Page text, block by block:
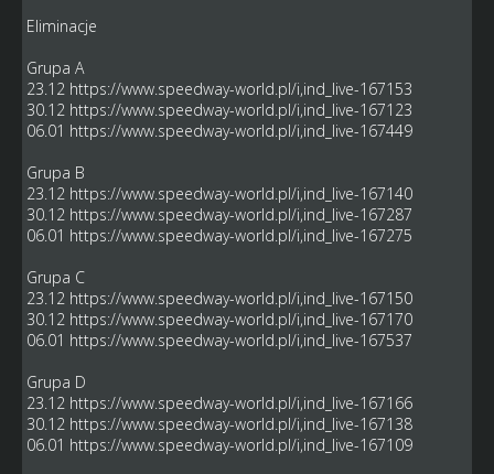
Eliminacje
Grupa A
23.12 https://www.speedway-world.pl/i,ind_live-167153
30.12 https://www.speedway-world.pl/i,ind_live-167123
06.01 https://www.speedway-world.pl/i,ind_live-167449
Grupa B
23.12 https://www.speedway-world.pl/i,ind_live-167140
30.12 https://www.speedway-world.pl/i,ind_live-167287
06.01 https://www.speedway-world.pl/i,ind_live-167275
Grupa C
23.12 https://www.speedway-world.pl/i,ind_live-167150
30.12 https://www.speedway-world.pl/i,ind_live-167170
06.01 https://www.speedway-world.pl/i,ind_live-167537
Grupa D
23.12 https://www.speedway-world.pl/i,ind_live-167166
30.12 https://www.speedway-world.pl/i,ind_live-167138
06.01 https://www.speedway-world.pl/i,ind_live-167109